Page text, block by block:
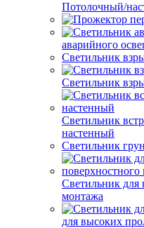
Потолочный/
аварийного
Светильник
Светильник
Светильник
настенный
Светильник
Светильник для
монтажа
для высоких